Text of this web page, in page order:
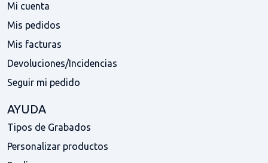
Mi cuenta
Mis pedidos
Mis facturas
Devoluciones/Incidencias
Seguir mi pedido
AYUDA
Tipos de Grabados
Personalizar productos